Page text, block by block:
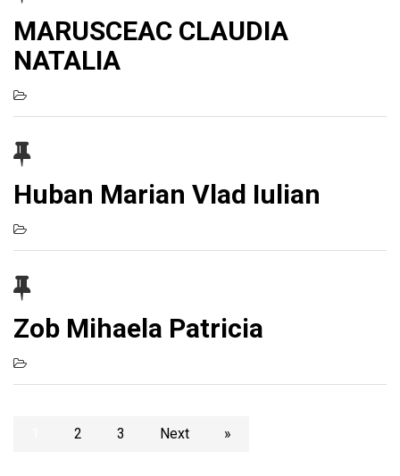
MARUSCEAC CLAUDIA
NATALIA
Huban Marian Vlad Iulian
Zob Mihaela Patricia
2 3 Next »